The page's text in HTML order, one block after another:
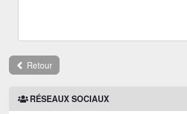
Retour
RÉSEAUX SOCIAUX